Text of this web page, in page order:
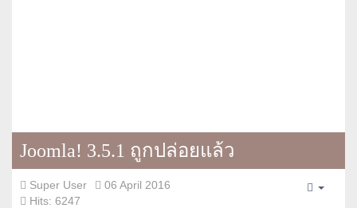
Joomla! 3.5.1 ถูกปล่อยแล้ว
Super User
06 April 2016
Hits: 6247